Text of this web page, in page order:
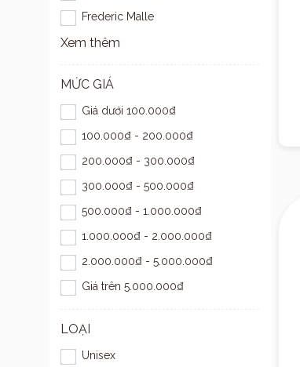
Frederic Malle
Xem thêm
MỨC GIÁ
Giá dưới 100.000₫
100.000₫ - 200.000₫
200.000₫ - 300.000₫
300.000₫ - 500.000₫
500.000₫ - 1.000.000₫
1.000.000₫ - 2.000.000₫
2.000.000₫ - 5.000.000₫
Giá trên 5.000.000₫
LOẠI
Unisex